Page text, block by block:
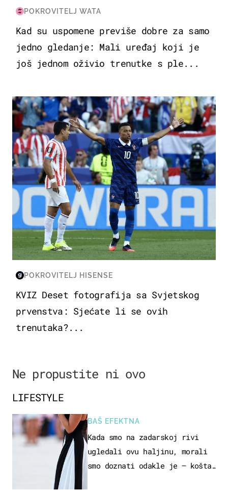
POKROVITELJ WATA
Kad su uspomene previše dobre za samo
jedno gledanje: Mali uređaj koji je
još jednom oživio trenutke s ple...
SVJETSKO PRVENSTVO 2026
POKROVITELJ HISENSE
KVIZ Deset fotografija sa Svjetskog
prvenstva: Sjećate li se ovih
trenutaka?...
Ne propustite ni ovo
LIFESTYLE
BAŠ EFEKTNA
Kada smo na zadarskoj rivi
ugledali ovu haljinu, morali
smo doznati odakle je – košta